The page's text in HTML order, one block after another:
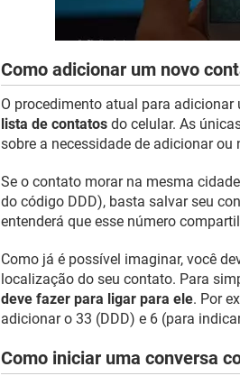
Como adicionar um novo
O procedimento atual para
lista de contatos do celular. As
sobre a necessidade de adicionar
Se o contato morar na mesma
do código DDD), basta salvar seu
entenderá que esse número
Como já é possível imaginar, você
localização do seu contato. Para
deve fazer para ligar para ele. Por
adicionar o 33 (DDD) e 6 (para
Como iniciar uma conversa